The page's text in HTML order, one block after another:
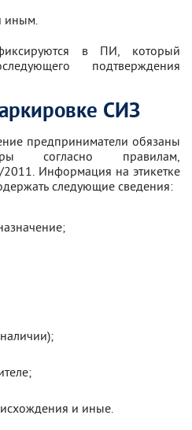
иным.
в ПИ, который
подтверждения
СИЗ
предприниматели обязаны
согласно правилам,
Информация на этикетке
следующие сведения:
и иные.